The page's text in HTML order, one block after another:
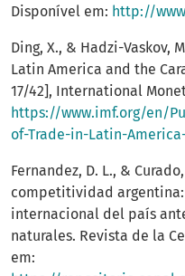
Disponível em: http://
Ding, X., & Hadzi-Vaskov,
Latin America and the
17/42], International
https://www.imf.org/en/
of-Trade-in-Latin-
Fernandez, D. L., &
competitividad
internacional del país
naturales. Revista de la
em: